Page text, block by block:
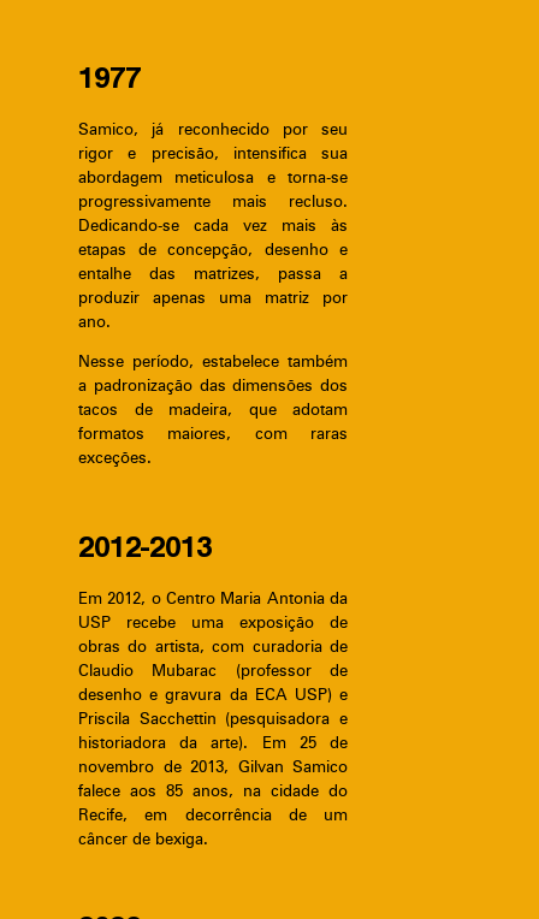
1977
Samico, já reconhecido por seu
rigor e precisão, intensifica sua
abordagem meticulosa e torna-se
progressivamente mais recluso.
Dedicando-se cada vez mais às
etapas de concepção, desenho e
entalhe das matrizes, passa a
produzir apenas uma matriz por
ano.
Nesse período, estabelece também
a padronização das dimensões dos
tacos de madeira, que adotam
formatos maiores, com raras
exceções.
2012-2013
Em 2012, o Centro Maria Antonia da
USP recebe uma exposição de
obras do artista, com curadoria de
Claudio Mubarac (professor de
desenho e gravura da ECA USP) e
Priscila Sacchettin (pesquisadora e
historiadora da arte). Em 25 de
novembro de 2013, Gilvan Samico
falece aos 85 anos, na cidade do
Recife, em decorrência de um
câncer de bexiga.